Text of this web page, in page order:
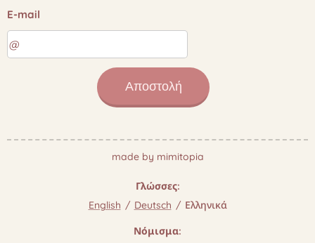
E-mail
Αποστολή
made by mimitopia
Γλώσσες
English
Deutsch Ελληνικά
Νόμισμα